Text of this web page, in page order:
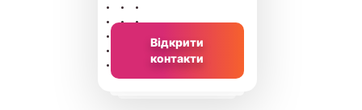
Відкрити
контакти